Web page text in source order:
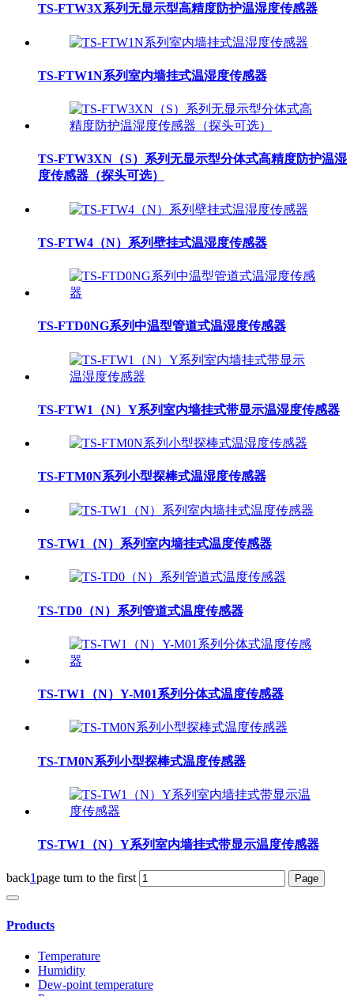
TS-FTW3X系列无显示型高精度防护温湿度传感器
TS-FTW1N系列室内墙挂式温湿度传感器
TS-FTW3XN（S）系列无显示型分体式高精度防护温湿
度传感器（探头可选）
TS-FTW4（N）系列壁挂式温湿度传感器
TS-FTD0NG系列中温型管道式温湿度传感器
TS-FTW1（N）Y系列室内墙挂式带显示温湿度传感器
TS-FTM0N系列小型探棒式温湿度传感器
TS-TW1（N）系列室内墙挂式温度传感器
TS-TD0（N）系列管道式温度传感器
TS-TW1（N）Y-M01系列分体式温度传感器
TS-TM0N系列小型探棒式温度传感器
TS-TW1（N）Y系列室内墙挂式带显示温度传感器
back1page turn to the first
Products
Temperature
Humidity
Dew-point temperature